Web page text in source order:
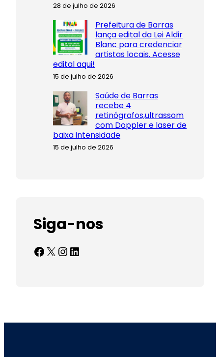
28 de julho de 2026
Prefeitura de Barras
lança edital da Lei Aldir
Blanc para credenciar
artistas locais. Acesse
edital aqui!
15 de julho de 2026
Saúde de Barras
recebe 4
retinógrafos,ultrassom
com Doppler e laser de
baixa intensidade
15 de julho de 2026
Siga-nos
Facebook X InstagramLinkedIn